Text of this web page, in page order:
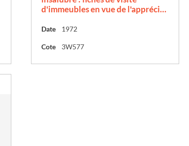
d'immeubles en vue de l'appréci…
Date 1972
Cote 3W577